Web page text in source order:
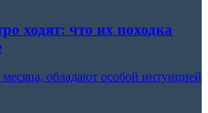
ходят: что их походка
обладают особой интуицией